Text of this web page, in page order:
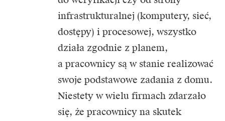
infrastrukturalnej (komputery, sieć,
dostępy) i procesowej, wszystko
działa zgodnie z planem,
a pracownicy są w stanie realizować
swoje podstawowe zadania z domu.
Niestety w wielu firmach zdarzało
się, że pracownicy na skutek